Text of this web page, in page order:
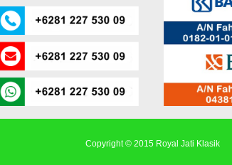
Copyright © 2015 Royal Jati Klasik